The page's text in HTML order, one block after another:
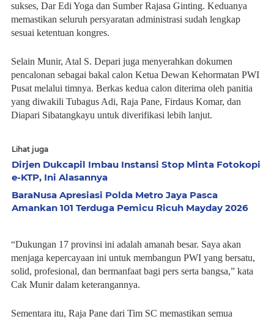
sukses, Dar Edi Yoga dan Sumber Rajasa Ginting. Keduanya
memastikan seluruh persyaratan administrasi sudah lengkap
sesuai ketentuan kongres.
Selain Munir, Atal S. Depari juga menyerahkan dokumen
pencalonan sebagai bakal calon Ketua Dewan Kehormatan PWI
Pusat melalui timnya. Berkas kedua calon diterima oleh panitia
yang diwakili Tubagus Adi, Raja Pane, Firdaus Komar, dan
Diapari Sibatangkayu untuk diverifikasi lebih lanjut.
Lihat juga
Dirjen Dukcapil Imbau Instansi Stop Minta Fotokopi
e-KTP, Ini Alasannya
BaraNusa Apresiasi Polda Metro Jaya Pasca
Amankan 101 Terduga Pemicu Ricuh Mayday 2026
“Dukungan 17 provinsi ini adalah amanah besar. Saya akan
menjaga kepercayaan ini untuk membangun PWI yang bersatu,
solid, profesional, dan bermanfaat bagi pers serta bangsa,” kata
Cak Munir dalam keterangannya.
Sementara itu, Raja Pane dari Tim SC memastikan semua